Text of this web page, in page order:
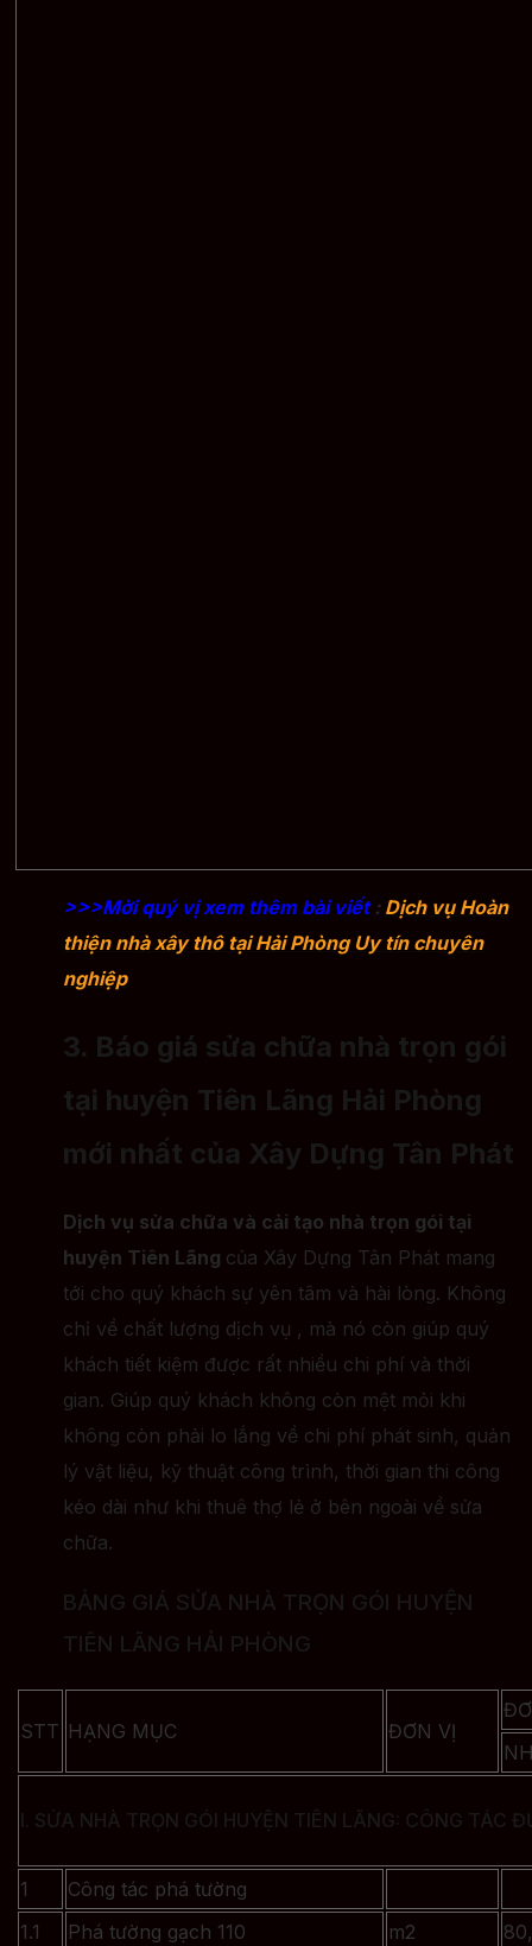
>>>Mời quý vị xem thêm bài viết: Dịch vụ Hoàn
thiện nhà xây thô tại Hải Phòng Uy tín chuyên
nghiệp
3. Báo giá sửa chữa nhà trọn gói
tại huyện Tiên Lãng Hải Phòng
mới nhất của Xây Dựng Tân Phát
Dịch vụ sửa chữa và cải tạo nhà trọn gói tại
huyện Tiên Lãng của Xây Dựng Tân Phát mang
tới cho quý khách sự yên tâm và hài lòng. Không
chỉ về chất lượng dịch vụ , mà nó còn giúp quý
khách tiết kiệm được rất nhiều chi phí và thời
gian. Giúp quý khách không còn mệt mỏi khi
không còn phải lo lắng về chi phí phát sinh, quản
lý vật liệu, kỹ thuật công trình, thời gian thi công
kéo dài như khi thuê thợ lẻ ở bên ngoài về sửa
chữa.
BẢNG GIÁ SỬA NHÀ TRỌN GÓI HUYỆN
TIÊN LÃNG HẢI PHÒNG
STT HẠNG MỤC ĐƠN VỊ
I. SỬA NHÀ TRỌN GÓI HUYỆN TIÊN LÃNG: CÔNG TÁC
1
Công tác phá tường
1.1
Phá tường gạch 110 m2